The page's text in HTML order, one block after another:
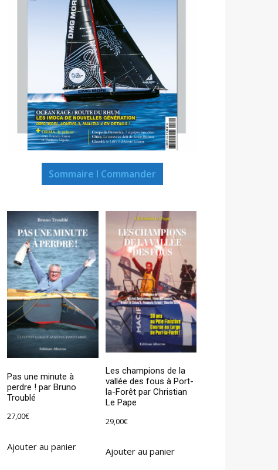
Sommaire I Commander
Pas une minute à
perdre ! par Bruno
Troublé
27,00€
Ajouter au panier
Les champions de la
vallée des fous à Port-
la-Forêt par Christian
Le Pape
29,00€
Ajouter au panier